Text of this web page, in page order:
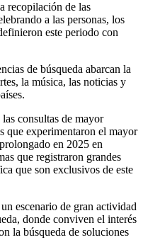
recopilación de las
a las personas, los
este periodo con
de búsqueda abarcan la
la música, las noticias y
consultas de mayor
que experimentaron el mayor
en 2025 en
que registraron grandes
que son exclusivos de este
escenario de gran actividad
donde conviven el interés
la búsqueda de soluciones